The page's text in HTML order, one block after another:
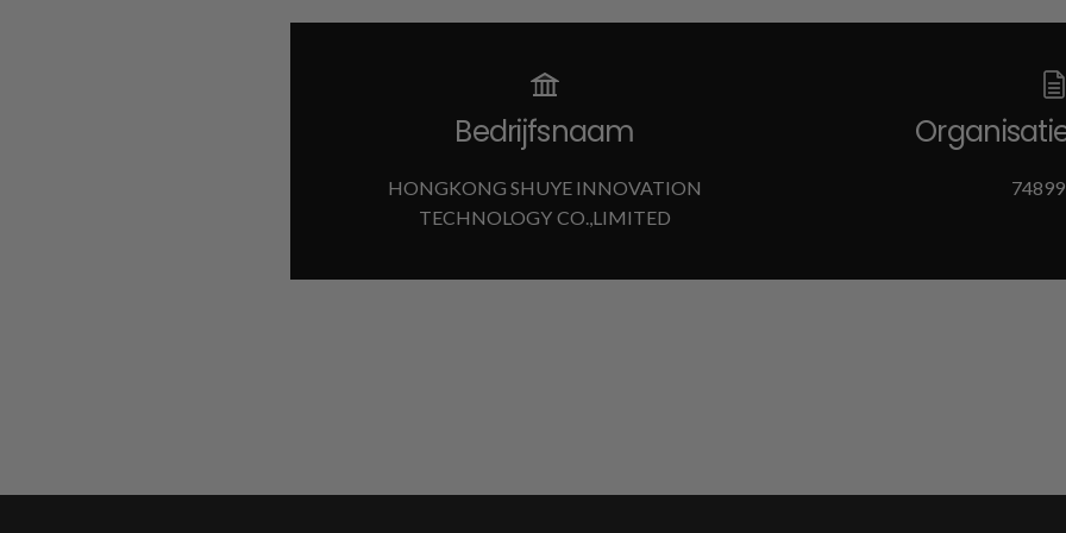
Bedrijfsnaam
HONGKONG SHUYE INNOVATION
TECHNOLOGY CO.,LIMITED